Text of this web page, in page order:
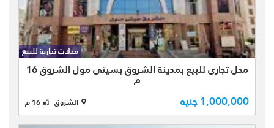
محل تجارى للبيع بمدينة الشروق
بالمنطقة الثالثة عمارات بسيتى مول
الشروق تشطيب سوبر لوكس بمساحة
كلية 16 متر بالطابق الأرضى داخلى يتميز
المول بإكتمال خدماته وقربه من
مستشفى رويال
محلات تجارية للبيع
محل تجارى للبيع بمدينة الشروق بسيتى مول الشروق 16
م
1,000,000 جنيه الشروق 16 م